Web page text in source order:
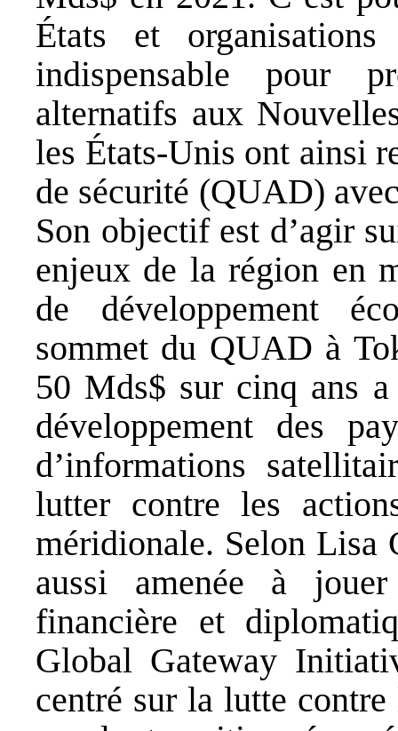
États et
indispensable pour
alternatifs aux
les États-Unis ont ainsi
de sécurité (QUAD)
Son objectif est d’agir
enjeux de la région en
de développement
sommet du QUAD à
50 Mds$ sur cinq ans
développement des
d’informations
lutter contre les
méridionale. Selon Lisa
aussi amenée à
financière et
Global Gateway
centré sur la lutte